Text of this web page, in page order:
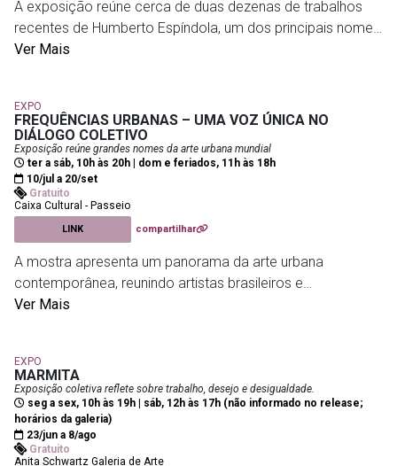
A exposição reúne cerca de duas dezenas de trabalhos
recentes de Humberto Espíndola, um dos principais nomes
da arte contemporânea brasileira. No primeiro piso, obras
revisita momentos históricos da relação do artista com a
figura do boi.
Com curadoria de Victor Gorgulho, a exposição
estabelece um diálogo entre diferentes períodos da
trajetória de Espíndola e destaca os múltiplos meios e
suportes explorados pelo artista, incluindo registros de
performances e fragmentos poéticos.
Ver Mais
EXPO
FREQUÊNCIAS URBANAS – UMA VOZ ÚNICA NO
DIÁLOGO COLETIVO
Exposição reúne grandes nomes da arte urbana mundial
ter a sáb, 10h às 20h | dom e feriados, 11h às 18h
10/jul a 20/set
Gratuito
Caixa Cultural - Passeio
LINK compartilhar
A mostra apresenta um panorama da arte urbana
contemporânea, reunindo artistas brasileiros e
internacionais que exploram temas como identidade,
Com curadoria de RERO e Marco André Tosatth, a
exposição estabelece um diálogo entre diferentes
linguagens e práticas da street art, aproximando tradições
locais de questões universais.
Ver Mais
EXPO
MARMITA
Exposição coletiva reflete sobre trabalho, desejo e desigualdade.
seg a sex, 10h às 19h | sáb, 12h às 17h (não informado no release;
horários da galeria)
23/jun a 8/ago
Gratuito
Anita Schwartz Galeria de Arte